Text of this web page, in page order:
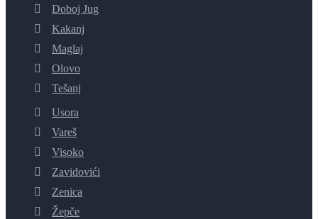
Doboj Jug
Kakanj
Maglaj
Olovo
Tešanj
Usora
Vareš
Visoko
Zavidovići
Zenica
Žepče